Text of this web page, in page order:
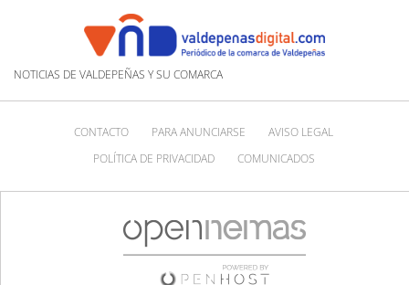
NOTICIAS DE VALDEPEÑAS Y SU COMARCA
CONTACTO PARA ANUNCIARSE
AVISO LEGAL
POLÍTICA DE PRIVACIDAD
COMUNICADOS